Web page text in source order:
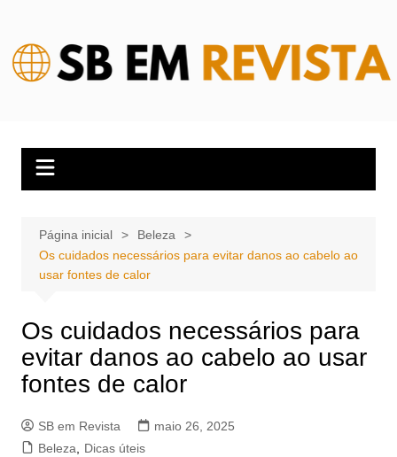
conteúdo
Página inicial
Beleza
Os cuidados necessários para evitar danos ao cabelo ao
usar fontes de calor
Os cuidados necessários para
evitar danos ao cabelo ao usar
fontes de calor
SB em Revista
maio 26, 2025
Beleza
Dicas úteis